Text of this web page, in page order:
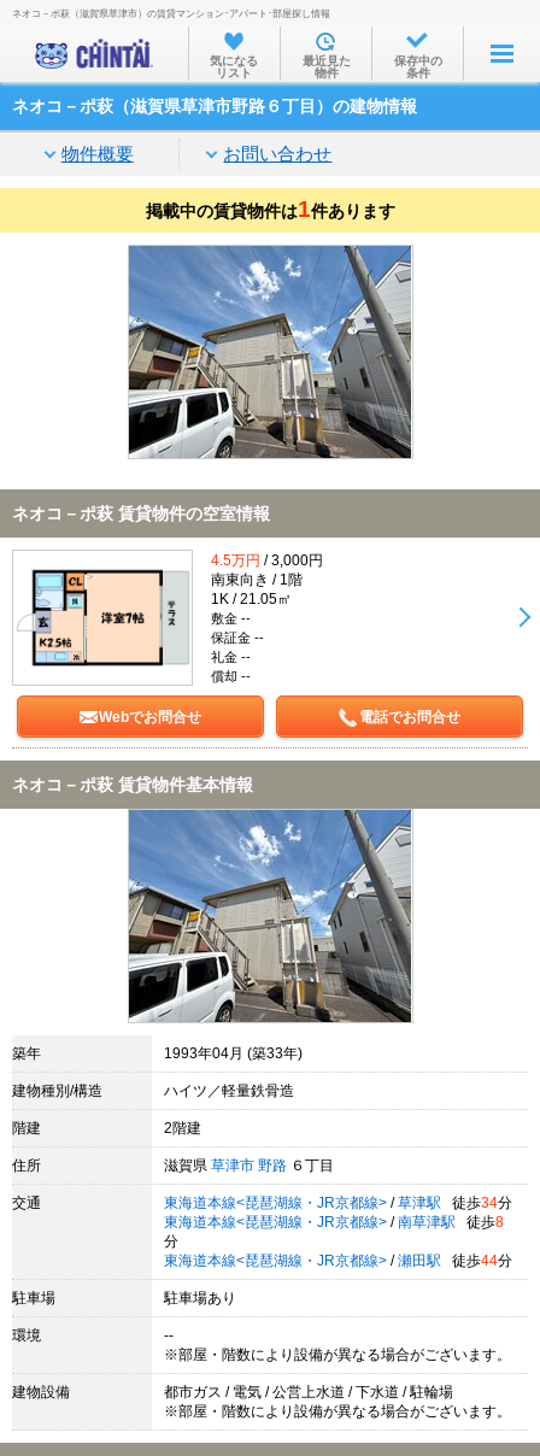
お部屋を探す
沿線・駅から
住所から
家賃相場から
通勤通学時間から
物件特集から
不動産会社から
TOP
ネオコ－ポ萩（滋賀県草津市）の賃貸マンション･アパート･部屋探し情報
気になる
リスト
最近見た
物件
保存中の
条件
ネオコ－ポ萩（滋賀県草津市野路６丁目）の建物情報
物件概要 お問い合わせ
掲載中の賃貸物件は1件あります
ネオコ－ポ萩 賃貸物件の空室情報
4.5万円 / 3,000円
南東向き / 1階
1K / 21.05㎡
敷金 --
保証金 --
礼金 --
償却 --
Webでお問合せ 電話でお問合せ
ネオコ－ポ萩 賃貸物件基本情報
築年 1993年04月 (築33年)
建物種別/構造 ハイツ／軽量鉄骨造
階建 2階建
住所 滋賀県 草津市 野路 ６丁目
交通 東海道本線<琵琶湖線・JR京都線> / 草津駅 徒歩34分
東海道本線<琵琶湖線・JR京都線> / 南草津駅 徒歩8
分
東海道本線<琵琶湖線・JR京都線> / 瀬田駅 徒歩44分
駐車場 駐車場あり
環境
--
※部屋・階数により設備が異なる場合がございます。
建物設備
都市ガス / 電気 / 公営上水道 / 下水道 / 駐輪場
※部屋・階数により設備が異なる場合がございます。